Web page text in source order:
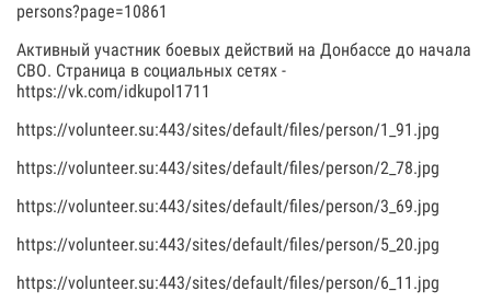
persons?page=10861
Активный участник боевых действий на Донбассе до начала
СВО. Страница в социальных сетях -
https://vk.com/idkupol1711
https://volunteer.su:443/sites/default/files/person/1_91.jpg
https://volunteer.su:443/sites/default/files/person/2_78.jpg
https://volunteer.su:443/sites/default/files/person/3_69.jpg
https://volunteer.su:443/sites/default/files/person/5_20.jpg
https://volunteer.su:443/sites/default/files/person/6_11.jpg